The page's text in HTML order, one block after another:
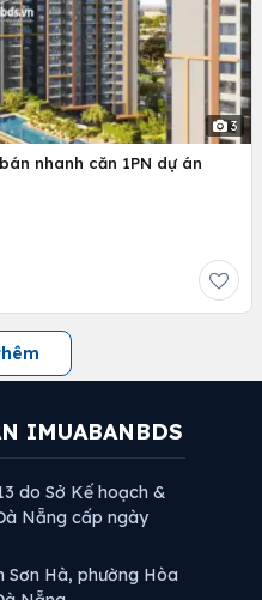
3
nhanh căn 1PN dự án
IMUABANBDS
do Sở Kế hoạch &
Nẵng cấp ngày
Sơn Hà, phường Hòa